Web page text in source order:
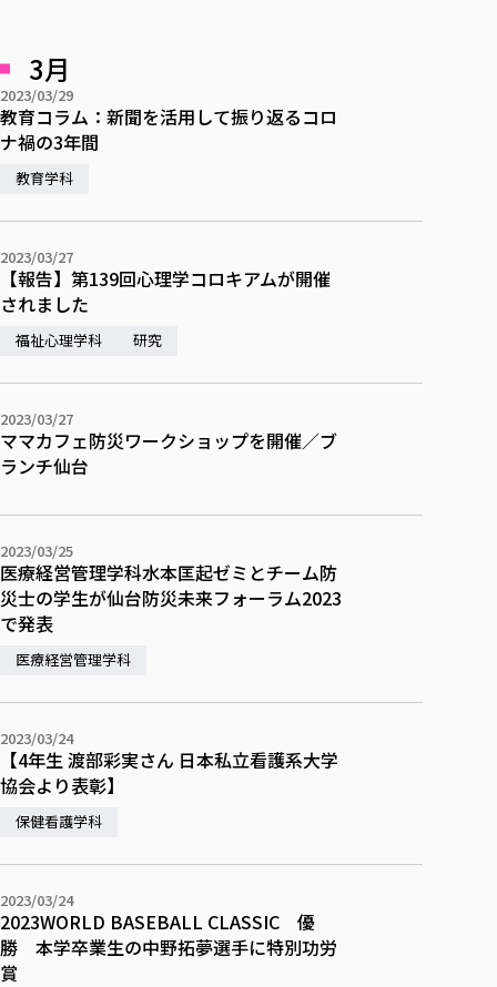
学びの特徴
ICT教育
初年次教育（リエゾンゼミⅠ）
実学臨床教育（総合福祉学部のみ履修可能）
教育実践活動（教育学科学生のみ受講可能）
禅のこころ
教員紹介・業績
学びのサポート
学びのサポート
授業料減免・奨学金等
宿舎の紹介
学生生活サポート
学生総合補償制度
スポーツ傷害保険
東北福祉大学オープンアクセス方針
各種社会貢献活動の窓口
伝承講座「311『伝える／備える』次世代塾」
JICA草の根技術協力事業
被災地の子ども支援活動
自治体・団体等との主な協定
研究所について
研究者のご紹介
3月
2023/03/29
教育コラム：新聞を活用して振り返るコロ
ナ禍の3年間
教育学科
2023/03/27
【報告】第139回心理学コロキアムが開催
されました
福祉心理学科 研究
2023/03/27
ママカフェ防災ワークショップを開催／ブ
ランチ仙台
2023/03/25
医療経営管理学科水本匡起ゼミとチーム防
災士の学生が仙台防災未来フォーラム2023
で発表
医療経営管理学科
2023/03/24
【4年生 渡部彩実さん 日本私立看護系大学
協会より表彰】
保健看護学科
2023/03/24
2023WORLD BASEBALL CLASSIC 優
勝 本学卒業生の中野拓夢選手に特別功労
賞